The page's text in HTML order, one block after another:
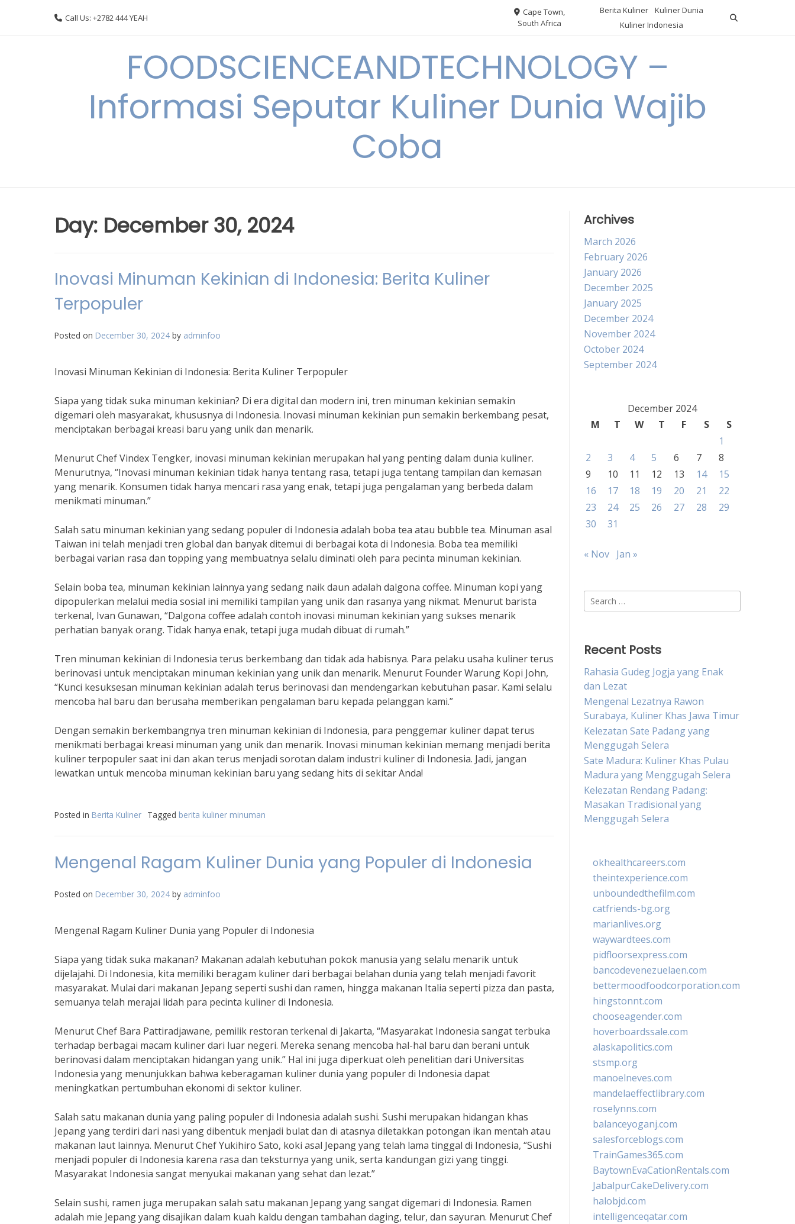
Call Us: +2782 444 YEAH
Cape Town,
South Africa
Berita Kuliner
Kuliner Dunia
Kuliner Indonesia
FOODSCIENCEANDTECHNOLOGY –
Informasi Seputar Kuliner Dunia Wajib
Coba
Day: December 30, 2024
Inovasi Minuman Kekinian di Indonesia: Berita Kuliner
Terpopuler
Posted on December 30, 2024 by adminfoo
Inovasi Minuman Kekinian di Indonesia: Berita Kuliner Terpopuler
Siapa yang tidak suka minuman kekinian? Di era digital dan modern ini, tren minuman kekinian semakin
digemari oleh masyarakat, khususnya di Indonesia. Inovasi minuman kekinian pun semakin berkembang pesat,
menciptakan berbagai kreasi baru yang unik dan menarik.
Menurut Chef Vindex Tengker, inovasi minuman kekinian merupakan hal yang penting dalam dunia kuliner.
Menurutnya, “Inovasi minuman kekinian tidak hanya tentang rasa, tetapi juga tentang tampilan dan kemasan
yang menarik. Konsumen tidak hanya mencari rasa yang enak, tetapi juga pengalaman yang berbeda dalam
menikmati minuman.”
Salah satu minuman kekinian yang sedang populer di Indonesia adalah boba tea atau bubble tea. Minuman asal
Taiwan ini telah menjadi tren global dan banyak ditemui di berbagai kota di Indonesia. Boba tea memiliki
berbagai varian rasa dan topping yang membuatnya selalu diminati oleh para pecinta minuman kekinian.
Selain boba tea, minuman kekinian lainnya yang sedang naik daun adalah dalgona coffee. Minuman kopi yang
dipopulerkan melalui media sosial ini memiliki tampilan yang unik dan rasanya yang nikmat. Menurut barista
terkenal, Ivan Gunawan, “Dalgona coffee adalah contoh inovasi minuman kekinian yang sukses menarik
perhatian banyak orang. Tidak hanya enak, tetapi juga mudah dibuat di rumah.”
Tren minuman kekinian di Indonesia terus berkembang dan tidak ada habisnya. Para pelaku usaha kuliner terus
berinovasi untuk menciptakan minuman kekinian yang unik dan menarik. Menurut Founder Warung Kopi John,
“Kunci kesuksesan minuman kekinian adalah terus berinovasi dan mendengarkan kebutuhan pasar. Kami selalu
mencoba hal baru dan berusaha memberikan pengalaman baru kepada pelanggan kami.”
Dengan semakin berkembangnya tren minuman kekinian di Indonesia, para penggemar kuliner dapat terus
menikmati berbagai kreasi minuman yang unik dan menarik. Inovasi minuman kekinian memang menjadi berita
kuliner terpopuler saat ini dan akan terus menjadi sorotan dalam industri kuliner di Indonesia. Jadi, jangan
lewatkan untuk mencoba minuman kekinian baru yang sedang hits di sekitar Anda!
Posted in Berita Kuliner Tagged berita kuliner minuman
Mengenal Ragam Kuliner Dunia yang Populer di Indonesia
Posted on December 30, 2024 by adminfoo
Mengenal Ragam Kuliner Dunia yang Populer di Indonesia
Siapa yang tidak suka makanan? Makanan adalah kebutuhan pokok manusia yang selalu menarik untuk
dijelajahi. Di Indonesia, kita memiliki beragam kuliner dari berbagai belahan dunia yang telah menjadi favorit
masyarakat. Mulai dari makanan Jepang seperti sushi dan ramen, hingga makanan Italia seperti pizza dan pasta,
semuanya telah merajai lidah para pecinta kuliner di Indonesia.
Menurut Chef Bara Pattiradjawane, pemilik restoran terkenal di Jakarta, “Masyarakat Indonesia sangat terbuka
terhadap berbagai macam kuliner dari luar negeri. Mereka senang mencoba hal-hal baru dan berani untuk
berinovasi dalam menciptakan hidangan yang unik.” Hal ini juga diperkuat oleh penelitian dari Universitas
Indonesia yang menunjukkan bahwa keberagaman kuliner dunia yang populer di Indonesia dapat
meningkatkan pertumbuhan ekonomi di sektor kuliner.
Salah satu makanan dunia yang paling populer di Indonesia adalah sushi. Sushi merupakan hidangan khas
Jepang yang terdiri dari nasi yang dibentuk menjadi bulat dan di atasnya diletakkan potongan ikan mentah atau
makanan laut lainnya. Menurut Chef Yukihiro Sato, koki asal Jepang yang telah lama tinggal di Indonesia, “Sushi
menjadi populer di Indonesia karena rasa dan teksturnya yang unik, serta kandungan gizi yang tinggi.
Masyarakat Indonesia sangat menyukai makanan yang sehat dan lezat.”
Selain sushi, ramen juga merupakan salah satu makanan Jepang yang sangat digemari di Indonesia. Ramen
adalah mie Jepang yang disajikan dalam kuah kaldu dengan tambahan daging, telur, dan sayuran. Menurut Chef
Archives
March 2026
February 2026
January 2026
December 2025
January 2025
December 2024
November 2024
October 2024
September 2024
December 2024
M
T W T F S
S
1
2
3 4 5 6 7
8
9
10 11 12 13 14
15
16
17 18 19 20 21
22
23
24 25 26 27 28
29
30
31
« Nov Jan »
Search
for:
Recent Posts
Rahasia Gudeg Jogja yang Enak
dan Lezat
Mengenal Lezatnya Rawon
Surabaya, Kuliner Khas Jawa Timur
Kelezatan Sate Padang yang
Menggugah Selera
Sate Madura: Kuliner Khas Pulau
Madura yang Menggugah Selera
Kelezatan Rendang Padang:
Masakan Tradisional yang
Menggugah Selera
okhealthcareers.com
theintexperience.com
unboundedthefilm.com
catfriends-bg.org
marianlives.org
waywardtees.com
pidfloorsexpress.com
bancodevenezuelaen.com
bettermoodfoodcorporation.com
hingstonnt.com
chooseagender.com
hoverboardssale.com
alaskapolitics.com
stsmp.org
manoelneves.com
mandelaeffectlibrary.com
roselynns.com
balanceyoganj.com
salesforceblogs.com
TrainGames365.com
BaytownEvaCationRentals.com
JabalpurCakeDelivery.com
halobjd.com
intelligenceqatar.com